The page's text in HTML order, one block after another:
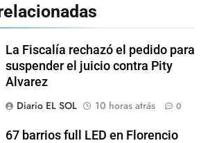
La Fiscalía rechazó el pedido para
suspender el juicio contra Pity
Alvarez
Diario EL SOL
10 horas atrás 0
67 barrios full LED en Florencio